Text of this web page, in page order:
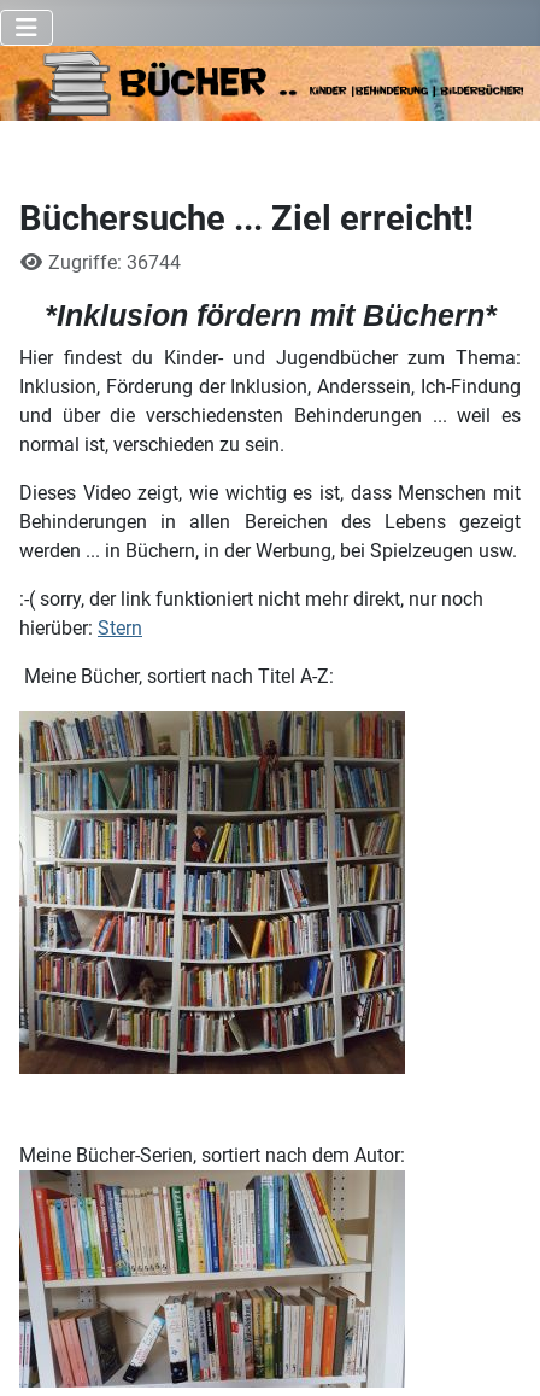
Büchersuche ... Ziel erreicht!
DetailsZugriffe: 36744
*Inklusion fördern mit Büchern*
Hier findest du Kinder- und Jugendbücher zum Thema:
Inklusion, Förderung der Inklusion, Anderssein, Ich-Findung
und über die verschiedensten Behinderungen ... weil es
normal ist, verschieden zu sein.
Dieses Video zeigt, wie wichtig es ist, dass Menschen mit
Behinderungen in allen Bereichen des Lebens gezeigt
werden ... in Büchern, in der Werbung, bei Spielzeugen usw.
:-( sorry, der link funktioniert nicht mehr direkt, nur noch
hierüber: Stern
Meine Bücher, sortiert nach Titel A-Z:
Meine Bücher-Serien, sortiert nach dem Autor: